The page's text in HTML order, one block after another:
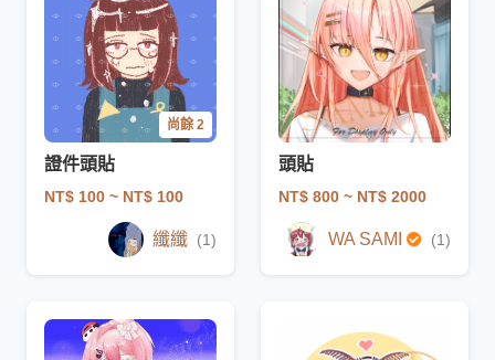
尚餘 2
證件頭貼
NT$ 100 ~ NT$ 100
纖纖 (1)
頭貼
NT$ 800 ~ NT$ 2000
WA SAMI (1)